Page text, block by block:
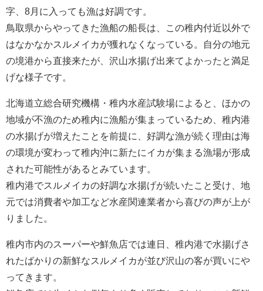
字、8月に入っても漁は好調です。
鳥取県からやってきた漁船の船長は、この稚内付近以外で
はなかなかスルメイカが獲れなくなっている。自分の地元
の境港から直接来たが、沢山水揚げ出来てよかったと満足
げな様子です。
北海道立総合研究機構・稚内水産試験場によると、ほかの
地域が不漁のため稚内に漁船が集まっているため、稚内港
の水揚げが増えたことを前提に、好調な漁が続く理由は海
の環境が変わって稚内沖に新たにイカが集まる漁場が形成
された可能性があるとみています。
稚内港でスルメイカの好調な水揚げが続いたこと受け、地
元では消費者や加工など水産関連業者から喜びの声が上が
りました。
稚内市内のスーパーや鮮魚店では連日、稚内港で水揚げさ
れたばかりの新鮮なスルメイカが並び沢山の客が買いにや
ってきます。